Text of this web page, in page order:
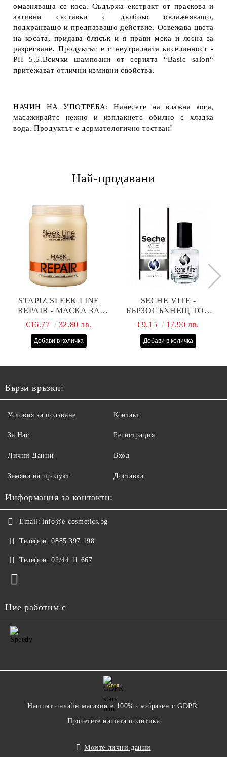
омазняваща се коса. Съдържа екстракт от праскова и
активни съставки с дълбоко овлажняващо,
подхранващо и предпазващо действие. Освежава цвета
на косата, придава блясък и я прави мека и лесна за
разресване. Продуктът е с неутралната киселинност -
PH 5,5.Всички шампоани от серията “Basic salon“
притежават отлични измивни свойства.
НАЧИН НА УПОТРЕБА: Нанесете на влажна коса,
масажирайте нежно и изплакнете обилно с хладка
вода. Продуктът е дерматологично тестван!
Най-продавани
STAPIZ SLEEK LINE
REPAIR - МАСКА ЗА
СУХИ, ИЗТОЩЕНИ И
КОПРИНЕНИ
€16.77 32.80 лв.
SECHE VITE -
БЪРЗОСЪХНЕЩ ТОП
ЛАК - 14 МЛ
€9.15 17.90 лв.
Бързи връзки:
Условия за ползване
За Нас
Лични Данни
Замяна на продукт
Контакт
Регистрация
Вход
Доставка
Информация за контакти:
Email: info@e-cosmetics.bg
Телефон: 0885 397 198
Телефон: 02/44 11 667
Ние работим с
GDPR
Нашият онлайн магазин е 100% съобразен с GDPR.
Прочетете нашата политика
Моите лични данни